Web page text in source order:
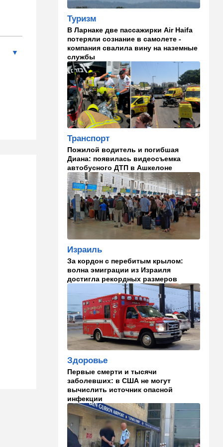
экстренным
08:49 Новости Украины
Россия устроила страшную
ночь Одессе и Харькову:
кадры последствий
08:45 Деньги
Как торговые сети
манипулируют вами,
заставляя вас
раскошелиться. И как от
07:56 Спорт
Брат известного иранского
спортсмена обратился к
Трампу с отчаянной
просьбой
07:20 Ближний Восток
Американская блокада
парализовала экспорт
иранской нефти
06:45 Здоровье
Всего 15 минут сна могут
изменить здоровье:
результаты нового
исследования
02:30 Израиль
Погода в Израиле на
неделю: жаркие деньки
00:01 Ближний Восток
Треугольник будет выпит:
"исламский НАТО" угрожает
расширением и
международной изоляцией
Израиля
23:58 Мнения
Каждое утро бреющийся
Туризм
В Ларнаке две пассажирки Air Haifa
потеряли сознание в самолете -
компания свалила вину на наземные
службы
Транспорт
Пожилой водитель и погибшая
Диана: появилась видеосъемка
автобусного ДТП в Ашкелоне
Израиль
За кордон с перебитым крылом:
волна эмиграции из Израиля
достигла рекордных размеров
Здоровье
Первые смерти и тысячи
заболевших: в США не могут
вычислить источник опасной
инфекции